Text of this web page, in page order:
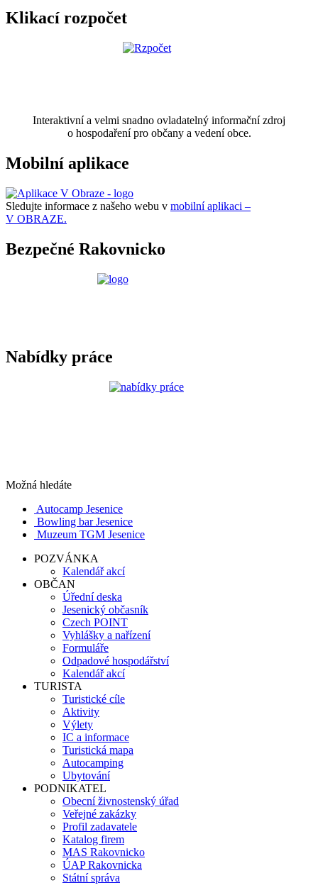
Klikací rozpočet
Interaktivní a velmi snadno ovladatelný informační zdroj
o hospodaření pro občany a vedení obce.
Mobilní aplikace
Sledujte informace z našeho webu v mobilní aplikaci –
V OBRAZE.
Bezpečné Rakovnicko
Nabídky práce
Možná hledáte
Autocamp Jesenice
Bowling bar Jesenice
Muzeum TGM Jesenice
POZVÁNKA
Kalendář akcí
OBČAN
Úřední deska
Jesenický občasník
Czech POINT
Vyhlášky a nařízení
Formuláře
Odpadové hospodářství
Kalendář akcí
TURISTA
Turistické cíle
Aktivity
Výlety
IC a informace
Turistická mapa
Autocamping
Ubytování
PODNIKATEL
Obecní živnostenský úřad
Veřejné zakázky
Profil zadavatele
Katalog firem
MAS Rakovnicko
ÚAP Rakovnicka
Státní správa